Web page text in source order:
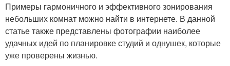
Примеры гармоничного и эффективного зонирования
небольших комнат можно найти в интернете. В данной
статье также представлены фотографии наиболее
удачных идей по планировке студий и однушек, которые
уже проверены жизнью.